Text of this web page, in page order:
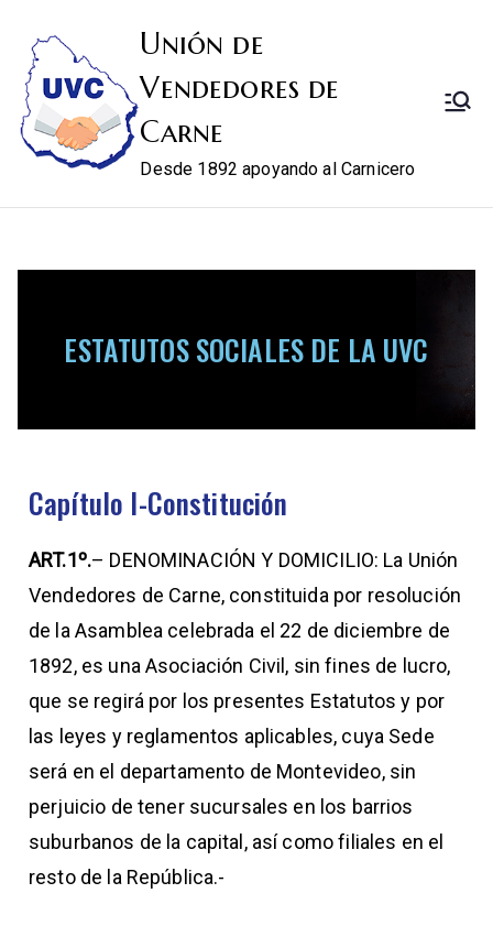
Unión de
Vendedores de
Carne
Desde 1892 apoyando al Carnicero
ESTATUTOS SOCIALES DE LA UVC
Capítulo I-Constitución
ART.1º.– DENOMINACIÓN Y DOMICILIO: La Unión
Vendedores de Carne, constituida por resolución
de la Asamblea celebrada el 22 de diciembre de
1892, es una Asociación Civil, sin fines de lucro,
que se regirá por los presentes Estatutos y por
las leyes y reglamentos aplicables, cuya Sede
será en el departamento de Montevideo, sin
perjuicio de tener sucursales en los barrios
suburbanos de la capital, así como filiales en el
resto de la República.-